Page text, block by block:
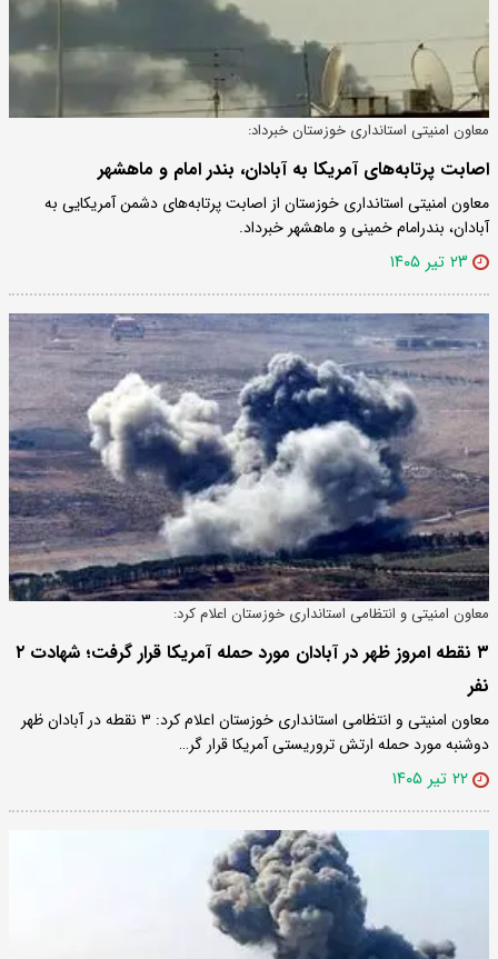
معاون امنیتی استانداری خوزستان خبرداد:
اصابت پرتابه‌های آمریکا به آبادان، بندر امام و ماهشهر
معاون امنیتی استانداری خوزستان از اصابت پرتابه‌های دشمن آمریکایی به
آبادان، بندرامام خمینی و ماهشهر خبرداد.
۲۳ تیر ۱۴۰۵
معاون امنیتی و انتظامی استانداری خوزستان اعلام کرد:
۳ نقطه امروز ظهر در آبادان مورد حمله آمریکا قرار گرفت؛ شهادت ۲
نفر
معاون امنیتی و انتظامی استانداری خوزستان اعلام کرد: ۳ نقطه در آبادان ظهر
دوشنبه مورد حمله ارتش تروریستی آمریکا قرار گر…
۲۲ تیر ۱۴۰۵